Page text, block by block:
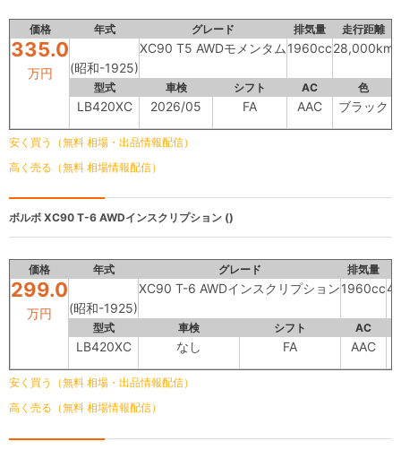
価格 年式 グレード 排気量 走行距離
335.0
万円 (昭和-1925)
XC90 T5 AWDモメンタム 1960cc28,000km
型式 車検 シフト AC 色
LB420XC 2026/05 FA AAC ブラック
安く買う（無料 相場・出品情報配信）
高く売る（無料 相場情報配信）
ボルボ XC90 T-6 AWDインスクリプション ()
価格 年式 グレード 排気量
299.0
万円 (昭和-1925)
XC90 T-6 AWDインスクリプション1960cc
型式 車検 シフト AC
LB420XC なし FA AAC
安く買う（無料 相場・出品情報配信）
高く売る（無料 相場情報配信）